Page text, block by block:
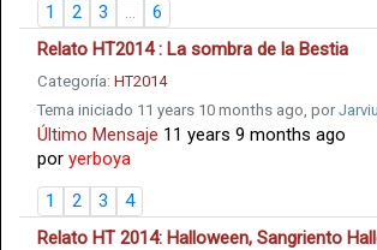
1
2 3 ...
6
Relato HT2014 : La sombra de la Bestia
Categoría: HT2014
Tema iniciado 11 years 10 months ago, por
Último Mensaje 11 years 9 months ago
por yerboya
1
2 3
4
Relato HT 2014: Halloween, Sangriento